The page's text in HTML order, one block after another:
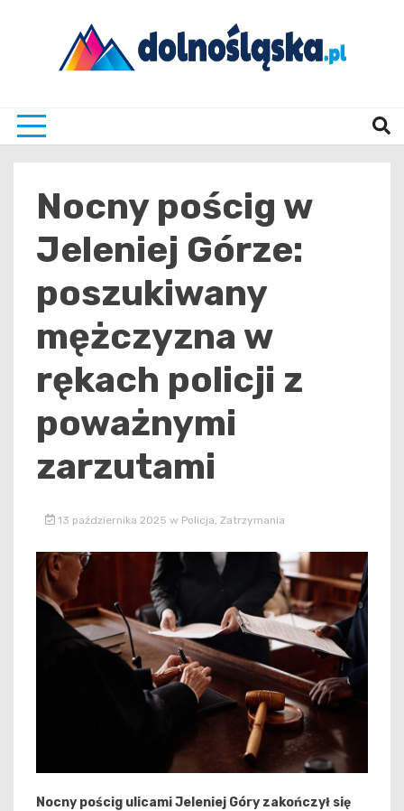
Nocny pościg w
Jeleniej Górze:
poszukiwany
mężczyzna w
rękach policji z
poważnymi
zarzutami
13 października 2025 w Policja Zatrzymania
Nocny pościg ulicami Jeleniej Góry zakończył się